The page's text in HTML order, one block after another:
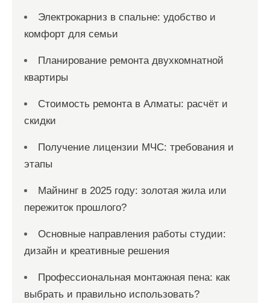
Электрокарниз в спальне: удобство и
комфорт для семьи
Планирование ремонта двухкомнатной
квартиры
Стоимость ремонта в Алматы: расчёт и
скидки
Получение лицензии МЧС: требования и
этапы
Майнинг в 2025 году: золотая жила или
пережиток прошлого?
Основные направления работы студии:
дизайн и креативные решения
Профессиональная монтажная пена: как
выбрать и правильно использовать?